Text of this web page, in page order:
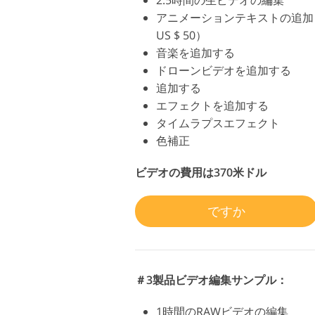
アニメーションテキストの追
US $ 50）
音楽を追加する
ドローンビデオを追加する
追加する
エフェクトを追加する
タイムラプスエフェクト
色補正
ビデオの費用は370米ドル
ですか
＃3製品ビデオ編集サンプル：
1時間のRAWビデオの編集